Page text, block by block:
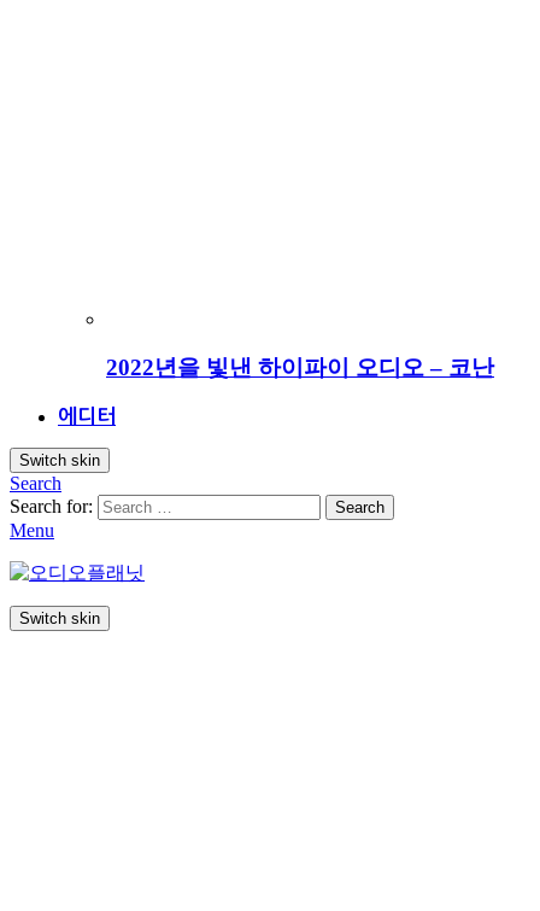
2022년을 빛낸 하이파이 오디오 – 코난
에디터
Switch skin
Search
Search for:
Search
Menu
Switch skin